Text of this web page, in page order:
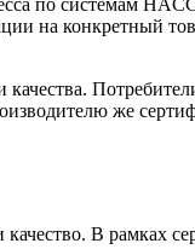
на конкретный
же
В рамках